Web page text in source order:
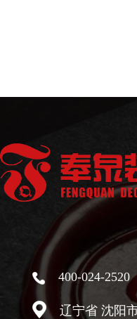
400-024-2520
辽宁省 沈阳